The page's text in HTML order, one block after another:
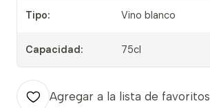
Tipo: Vino blanco
Capacidad: 75cl
Agregar a la lista de favoritos